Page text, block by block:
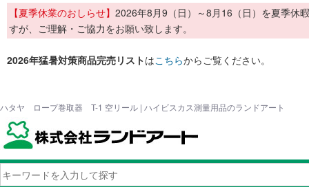
【夏季休業のおしらせ】 2026年8月9（日）～8月16（日）を夏季休
すが、ご理解・ご協力をお願い致します。
2026年猛暑対策商品完売リストはこちらからご覧ください。
ハタヤ ロープ巻取器 T-1 空リール | ハイビスカス測量用品のランドアート